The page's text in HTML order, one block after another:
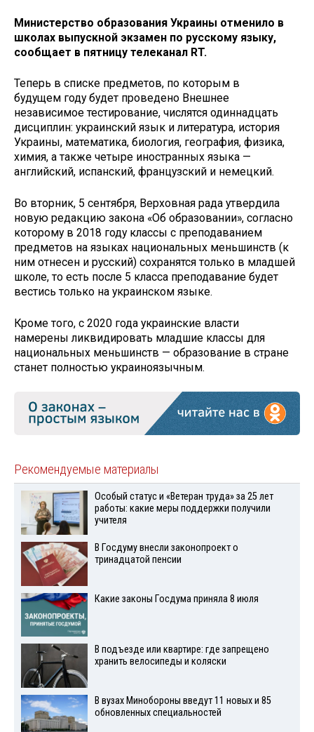
Министерство образования Украины отменило в
школах выпускной экзамен по русскому языку,
сообщает в пятницу телеканал RT.
Теперь в списке предметов, по которым в
будущем году будет проведено Внешнее
независимое тестирование, числятся одиннадцать
дисциплин: украинский язык и литература, история
Украины, математика, биология, география, физика,
химия, а также четыре иностранных языка —
английский, испанский, французский и немецкий.
Во вторник, 5 сентября, Верховная рада утвердила
новую редакцию закона «Об образовании», согласно
которому в 2018 году классы с преподаванием
предметов на языках национальных меньшинств (к
ним отнесен и русский) сохранятся только в младшей
школе, то есть после 5 класса преподавание будет
вестись только на украинском языке.
Кроме того, с 2020 года украинские власти
намерены ликвидировать младшие классы для
национальных меньшинств — образование в стране
станет полностью украиноязычным.
Рекомендуемые материалы
Особый статус и «Ветеран труда» за 25 лет
работы: какие меры поддержки получили
учителя
В Госдуму внесли законопроект о
тринадцатой пенсии
Какие законы Госдума приняла 8 июля
В подъезде или квартире: где запрещено
хранить велосипеды и коляски
В вузах Минобороны введут 11 новых и 85
обновленных специальностей